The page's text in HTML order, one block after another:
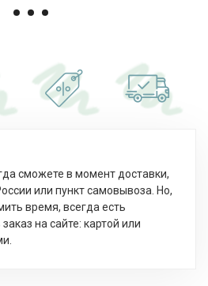
сможете в момент доставки,
или пункт самовывоза. Но,
время, всегда есть
на сайте: картой или